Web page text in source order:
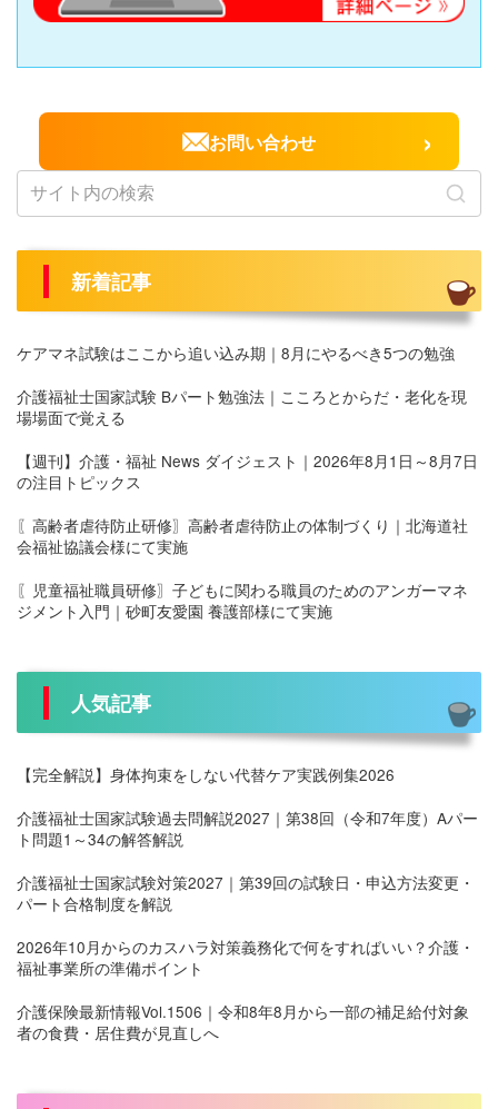
お問い合わせ ›
新着記事
ケアマネ試験はここから追い込み期｜8月にやるべき5つの勉強
介護福祉士国家試験 Bパート勉強法｜こころとからだ・老化を現
場場面で覚える
【週刊】介護・福祉 News ダイジェスト｜2026年8月1日～8月7日
の注目トピックス
〖高齢者虐待防止研修〗高齢者虐待防止の体制づくり｜北海道社
会福祉協議会様にて実施
〖児童福祉職員研修〗子どもに関わる職員のためのアンガーマネ
ジメント入門｜砂町友愛園 養護部様にて実施
人気記事
【完全解説】身体拘束をしない代替ケア実践例集2026
介護福祉士国家試験過去問解説2027｜第38回（令和7年度）Aパー
ト問題1～34の解答解説
介護福祉士国家試験対策2027｜第39回の試験日・申込方法変更・
パート合格制度を解説
2026年10月からのカスハラ対策義務化で何をすればいい？介護・
福祉事業所の準備ポイント
介護保険最新情報Vol.1506｜令和8年8月から一部の補足給付対象
者の食費・居住費が見直しへ